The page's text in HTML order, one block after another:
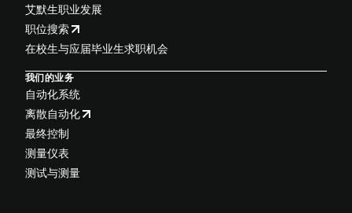
艾默生职业发展
职位搜索
在校生与应届毕业生求职机会
我们的业务
自动化系统
离散自动化
最终控制
测量仪表
测试与测量